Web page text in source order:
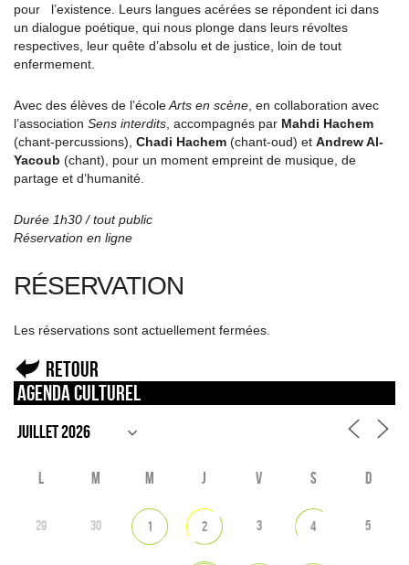
pour l’existence. Leurs langues acérées se répondent ici dans
un dialogue poétique, qui nous plonge dans leurs révoltes
respectives, leur quête d’absolu et de justice, loin de tout
enfermement.
Avec des élèves de l’écoleArts en scène , en collaboration avec
l’association Sens interdits , accompagnés par Mahdi Hachem
(chant-percussions), Chadi Hachem (chant-oud) et Andrew Al-
Yacoub (chant), pour un moment empreint de musique, de
partage et d’humanité.
Durée 1h30 / tout public
Réservation en ligne
RÉSERVATION
Les réservations sont actuellement fermées.
Retour
Agenda culturel
L M M J V S D
29 30 1 2 3 4 5